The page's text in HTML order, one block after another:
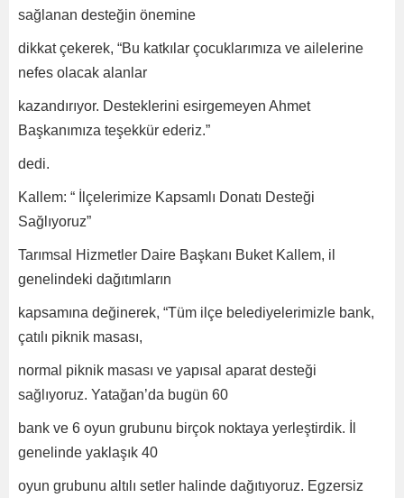
sağlanan desteğin önemine
dikkat çekerek, “Bu katkılar çocuklarımıza ve ailelerine
nefes olacak alanlar
kazandırıyor. Desteklerini esirgemeyen Ahmet
Başkanımıza teşekkür ederiz.”
dedi.
Kallem: “ İlçelerimize Kapsamlı Donatı Desteği
Sağlıyoruz”
Tarımsal Hizmetler Daire Başkanı Buket Kallem, il
genelindeki dağıtımların
kapsamına değinerek, “Tüm ilçe belediyelerimizle bank,
çatılı piknik masası,
normal piknik masası ve yapısal aparat desteği
sağlıyoruz. Yatağan’da bugün 60
bank ve 6 oyun grubunu birçok noktaya yerleştirdik. İl
genelinde yaklaşık 40
oyun grubunu altılı setler halinde dağıtıyoruz. Egzersiz